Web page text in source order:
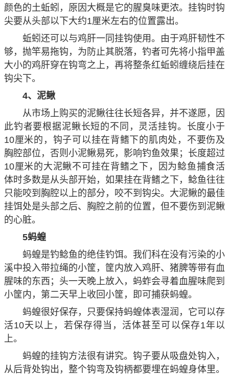
颜色的土蚯蚓，原因大概是它的腥臭味更浓。挂钩时钩
尖要从头部以下大约1厘米左右的位置露出。
蚯蚓还可以与鸡肝一同挂钩使用。由于鸡肝韧性不
够，抛竿易拖钩，为防止其脱落，钓者可先将小指甲盖
大小的鸡肝穿在钩弯之上，再将整条红蚯蚓缠绕后挂在
钩尖下。
4、泥鳅
从市场上购买的泥鳅往往长短各异，并不遂愿，因
此钓者要根据泥鳅长短的不同，灵活挂钩。长度小于
10厘米的，钩子可以挂在背鳍下的肌肉处，不要伤及
胸腔部位，否则小泥鳅易死，影响钓鱼效果；长度超过
10厘米的大泥鳅不可挂在背鳍之下，因为鲶鱼捕食活
体时多数是从头部开始，如果挂在背鳍之下，鲶鱼往往
只能咬到胸腔以上的部分，咬不到钩尖。大泥鳅的最佳
挂饵处是头部之后、胸腔之前的位置，但不要伤到泥鳅
的心脏。
5蚂蝗
蚂蝗是钓鲶鱼的绝佳钓饵。我们科在没有污染的小
溪中投入带拉绳的小筐，筐内放入鸡肝、猪脾等带有血
腥味的东西；头一天晚上放入，蚂蚱会寻着血腥味爬到
小筐内，第二天早上收回小筐，即可捕获蚂蝗。
蚂蝗很好保存，只要保持蚂蝗体表湿润，它可以存
活10天以上，若保存得当，活体甚至可以保存1年以
上。
蚂蝗的挂钩方法很有讲究。钩子要从吸盘处钩入，
从后背处钩出，整个钩弯及钩柄都要埋在蚂蝗身体里。